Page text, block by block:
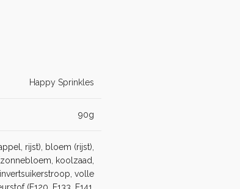
Happy Sprinkles
90g
rijst), bloem (rijst),
koolzaad,
volle